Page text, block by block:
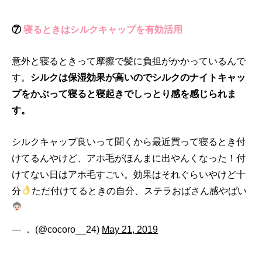
⑦寝るときはシルクキャップを有効活用
意外と寝るときって摩擦で髪に負担がかかっているんで
す。 シルクは保湿効果が高いのでシルクのナイトキャッ
プをかぶって寝ると寝起きでしっとり感を感じられま
す。
シルクキャップ良いって聞くから最近買って寝るとき付
けてるんやけど、アホ毛がほんまに出やんくなった！付
けてない日はアホ毛すごい。効果はそれぐらいやけど十
分
ただ付けてるときの自分、ステラおばさん感やばい
— ． (@cocoro__24) May 21, 2019